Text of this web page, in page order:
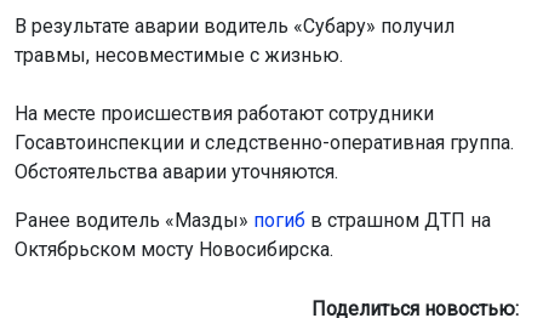
В результате аварии водитель «Субару» получил
травмы, несовместимые с жизнью.
На месте происшествия работают сотрудники
Госавтоинспекции и следственно-оперативная группа.
Обстоятельства аварии уточняются.
Ранее водитель «Мазды» погиб в страшном ДТП на
Октябрьском мосту Новосибирска.
Поделиться новостью: